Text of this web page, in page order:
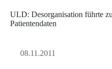
ULD: Desorganisation führte
Patientendaten
08.11.2011